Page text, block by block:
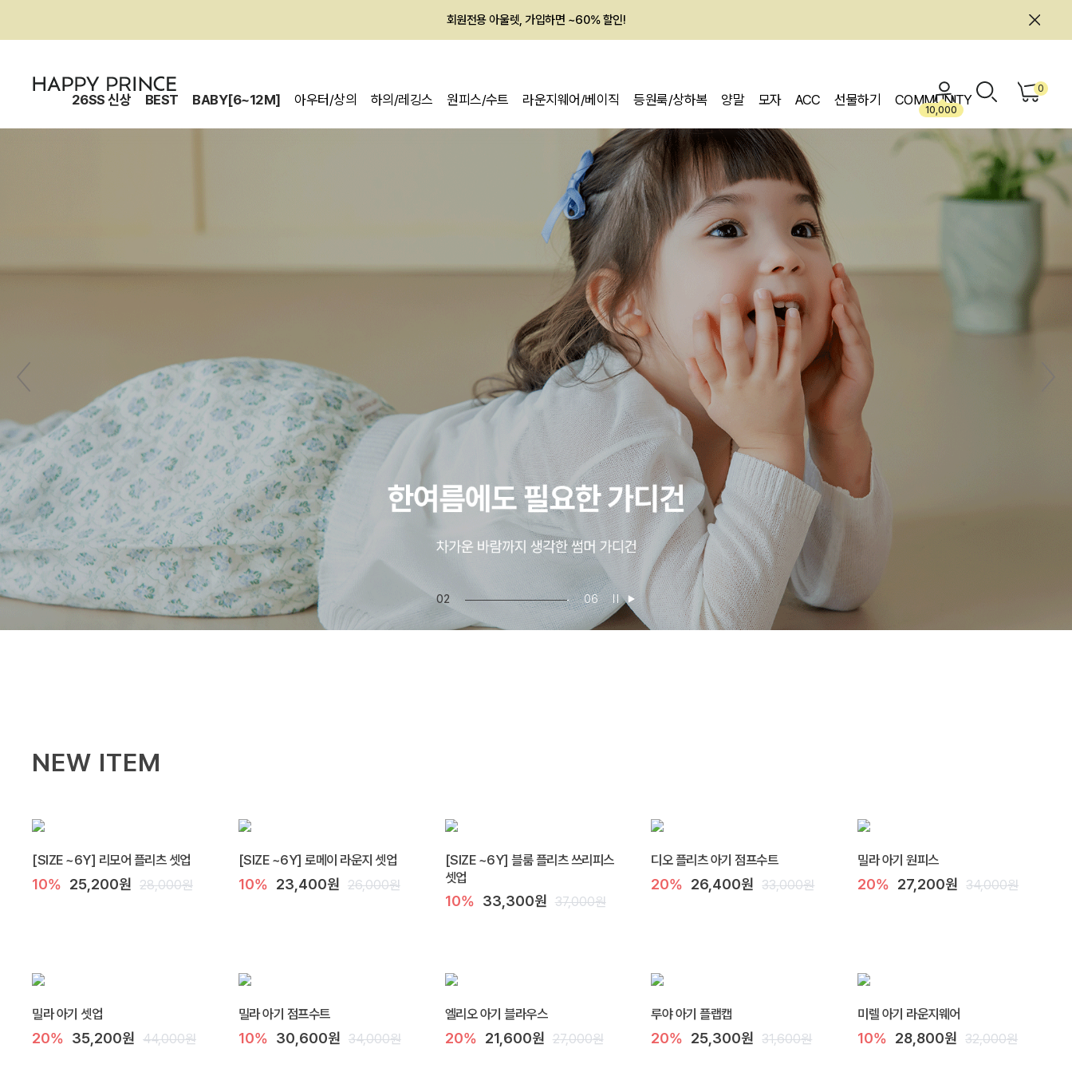
회원전용 아울렛, 가입하면 ~60% 할인!
26SS 신상 BEST BABY[6~12M] 아우터/상의 하의/레깅스 원피스/수트 라운지웨어/베이직 등원룩/상하복 양말 모자 ACC 선물하기 COMMUNITY
10,000
0
02 06
NEW ITEM
[SIZE ~6Y] 리모어 플리츠 셋업
10% 25,200원 28,000원
[SIZE ~6Y] 로메이 라운지 셋업
10% 23,400원 26,000원
[SIZE ~6Y] 블룸 플리츠 쓰리피스
셋업
10% 33,300원 37,000원
디오 플리츠 아기 점프수트
20% 26,400원 33,000원
밀라 아기 원피스
20% 27,200원 34,000원
밀라 아기 셋업
20% 35,200원 44,000원
밀라 아기 점프수트
10% 30,600원 34,000원
엘리오 아기 블라우스
20% 21,600원 27,000원
루야 아기 플랩캡
20% 25,300원 31,600원
미렐 아기 라운지웨어
10% 28,800원 32,000원